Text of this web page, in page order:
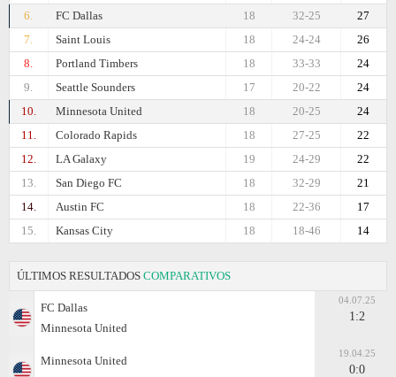
6.
FC Dallas 27
32-25
18
7.
Saint Louis 26
24-24
18
8.
Portland Timbers 24
33-33
18
9.
Seattle Sounders 24
20-22
17
10.
Minnesota United 24
20-25
18
11.
Colorado Rapids 22
27-25
18
12.
LA Galaxy 22
24-29
19
13.
San Diego FC 21
32-29
18
14.
Austin FC 17
22-36
18
15.
Kansas City 14
18-46
18
ÚLTIMOS RESULTADOS COMPARATIVOS
FC Dallas
Minnesota United
04.07.25
1:2
Minnesota United
19.04.25
0:0